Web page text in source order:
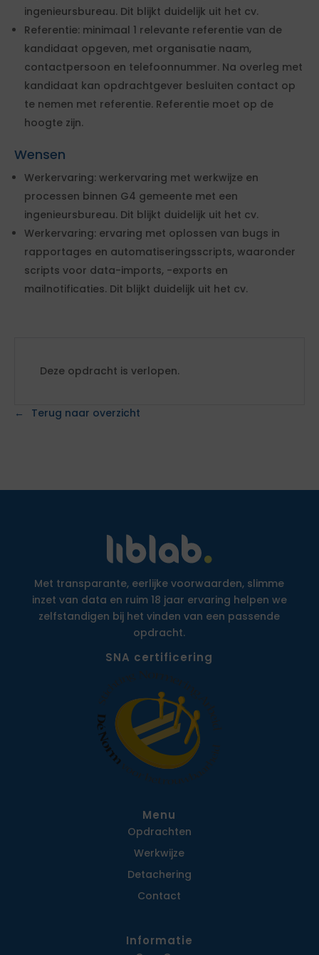
ingenieursbureau. Dit blijkt duidelijk uit het cv.
Referentie: minimaal 1 relevante referentie van de
kandidaat opgeven, met organisatie naam,
contactpersoon en telefoonnummer. Na overleg met
kandidaat kan opdrachtgever besluiten contact op
te nemen met referentie. Referentie moet op de
hoogte zijn.
Wensen
Werkervaring: werkervaring met werkwijze en
processen binnen G4 gemeente met een
ingenieursbureau. Dit blijkt duidelijk uit het cv.
Werkervaring: ervaring met oplossen van bugs in
rapportages en automatiseringsscripts, waaronder
scripts voor data-imports, -exports en
mailnotificaties. Dit blijkt duidelijk uit het cv.
Deze opdracht is verlopen.
Terug naar overzicht
Met transparante, eerlijke voorwaarden, slimme
inzet van data en ruim 18 jaar ervaring helpen we
zelfstandigen bij het vinden van een passende
opdracht.
SNA certificering
Menu
Opdrachten
Werkwijze
Detachering
Contact
Informatie